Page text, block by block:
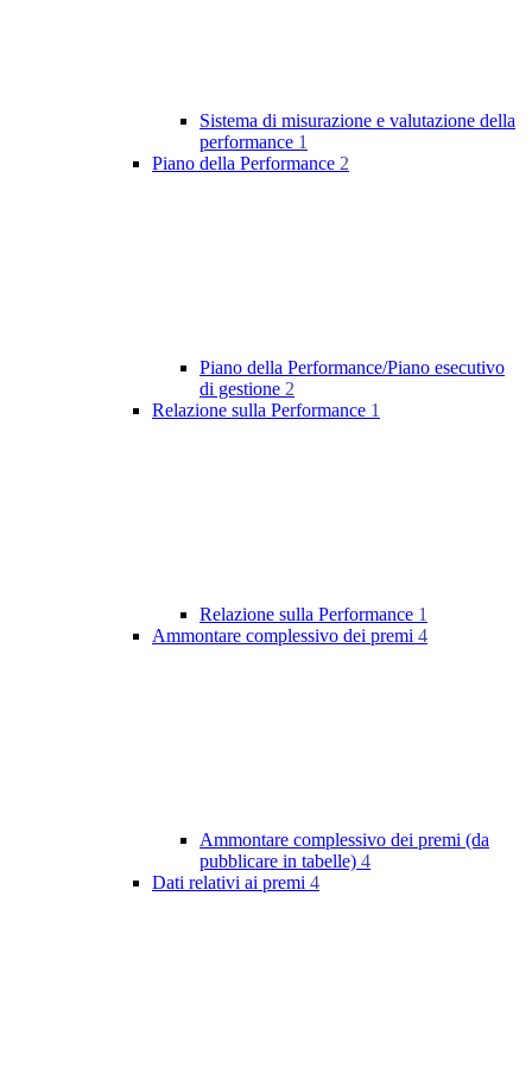
Sistema di misurazione e valutazione della
performance 1
Piano della Performance 2
Piano della Performance/Piano esecutivo
di gestione 2
Relazione sulla Performance 1
Relazione sulla Performance 1
Ammontare complessivo dei premi 4
Ammontare complessivo dei premi (da
pubblicare in tabelle) 4
Dati relativi ai premi 4